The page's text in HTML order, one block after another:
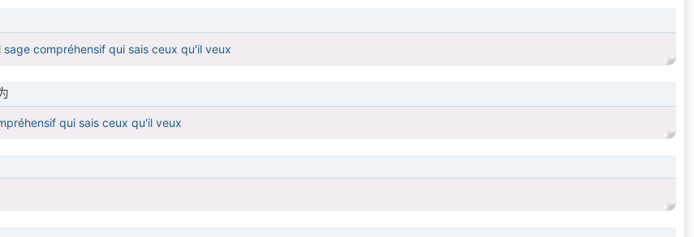
sage compréhensif qui sais ceux qu'il veux
qui sais ceux qu'il veux